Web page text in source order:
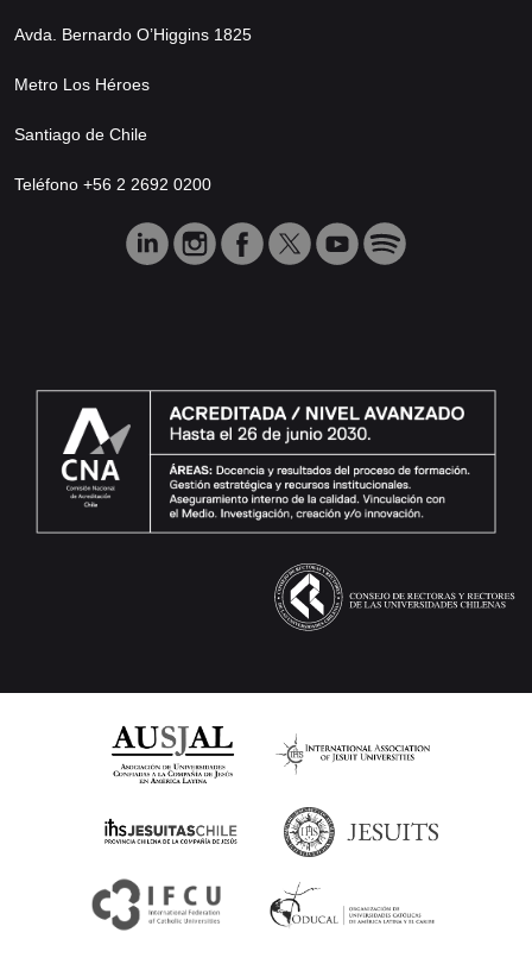
Avda. Bernardo O’Higgins 1825
Metro Los Héroes
Santiago de Chile
Teléfono +56 2 2692 0200